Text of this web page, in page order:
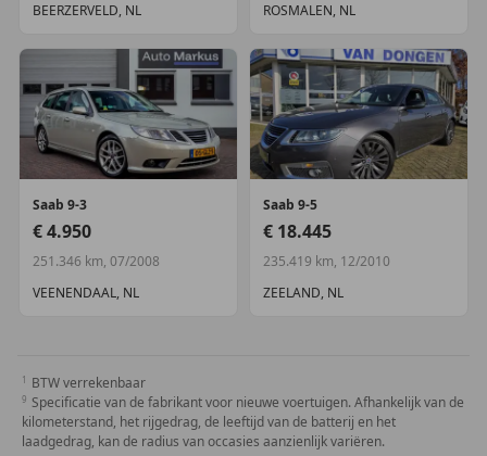
BEERZERVELD, NL
ROSMALEN, NL
Saab 9-3
€ 4.950
251.346 km, 07/2008
VEENENDAAL, NL
Saab 9-5
€ 18.445
235.419 km, 12/2010
ZEELAND, NL
BTW verrekenbaar
Specificatie van de fabrikant voor nieuwe voertuigen. Afhankelijk van de
kilometerstand, het rijgedrag, de leeftijd van de batterij en het
laadgedrag, kan de radius van occasies aanzienlijk variëren.